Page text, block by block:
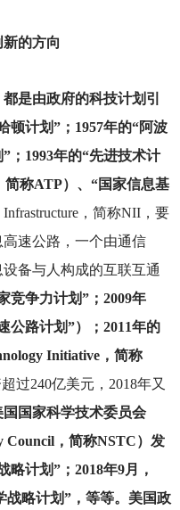
的方向
是由政府的科技计划引
顿计划”；1957年的“阿波
；1993年的“先进技术计
简称ATP）、“国家信息基
，简称NII，要
速公路，一个由通信
备与人构成的互联互通
竞争力计划”；2009年
公路计划”）；2011年的
Initiative，简称
过240亿美元，2018年又
国国家科学技术委员会
Council，简称NSTC）发
计划”；2018年9月，
战略计划”，等等。美国政